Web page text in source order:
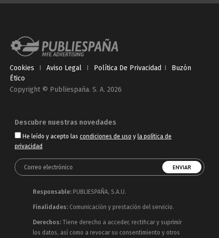
Cookies I Aviso Legal I Política De Privacidad I
Buzón
Ético
Copyright © Publiespaña. S. A. 2026
Descubre nuestras novedades
He leído y acepto las condiciones de uso y la política de
privacidad
Responsable: PUBLIESPAÑA, S.A.U.
Finalidades: Comunicación y prestación del servicio.
Derechos: Tiene derecho a acceder, rectificar y suprimir
los datos, así como a revocar su consentimiento y otros